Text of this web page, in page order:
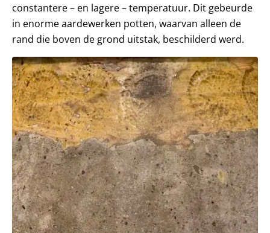
constantere – en lagere – temperatuur. Dit gebeurde
in enorme aardewerken potten, waarvan alleen de
rand die boven de grond uitstak, beschilderd werd.